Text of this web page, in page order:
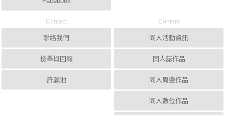
Contact
聯絡我們
檢舉與回報
許願池
Content
同人活動資訊
同人誌作品
同人周邊作品
同人數位作品